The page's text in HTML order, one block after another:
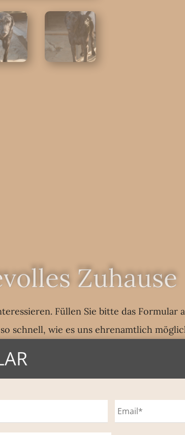
Zuhause
Füllen Sie bitte das Formular
schnell, wie es uns ehrenamtlich